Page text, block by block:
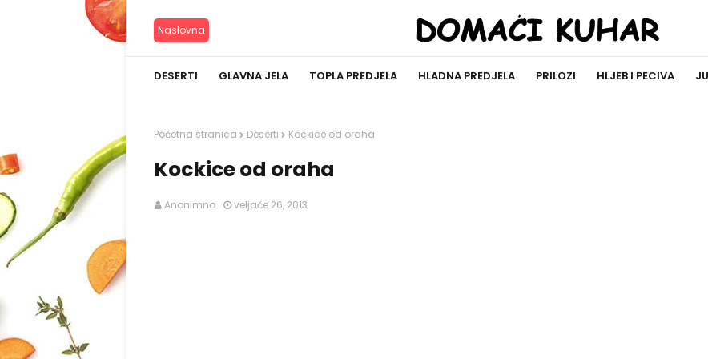
Naslovna
DESERTI GLAVNA JELA TOPLA PREDJELA HLADNA PREDJELA PRILOZI HLJEB I PECIVA
Početna stranica Deserti Kockice od oraha
Kockice od oraha
Anonimno veljače 26, 2013